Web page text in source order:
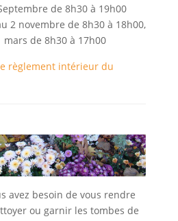
de 8h30 à 19h00
2 novembre de 8h30 à 18h00,
de 8h30 à 17h00
règlement intérieur du
avez besoin de vous rendre
ou garnir les tombes de